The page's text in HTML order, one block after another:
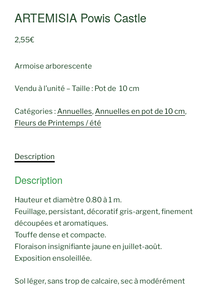
ARTEMISIA Powis Castle
2,55€
Armoise arborescente
Vendu à l’unité – Taille : Pot de 10 cm
Catégories : Annuelles, Annuelles en pot de 10 cm,
Fleurs de Printemps / été
Description
Description
Hauteur et diamètre 0.80 à 1 m.
Feuillage, persistant, décoratif gris-argent, finement
découpées et aromatiques.
Touffe dense et compacte.
Floraison insignifiante jaune en juillet-août.
Exposition ensoleillée.
Sol léger, sans trop de calcaire, sec à modérément